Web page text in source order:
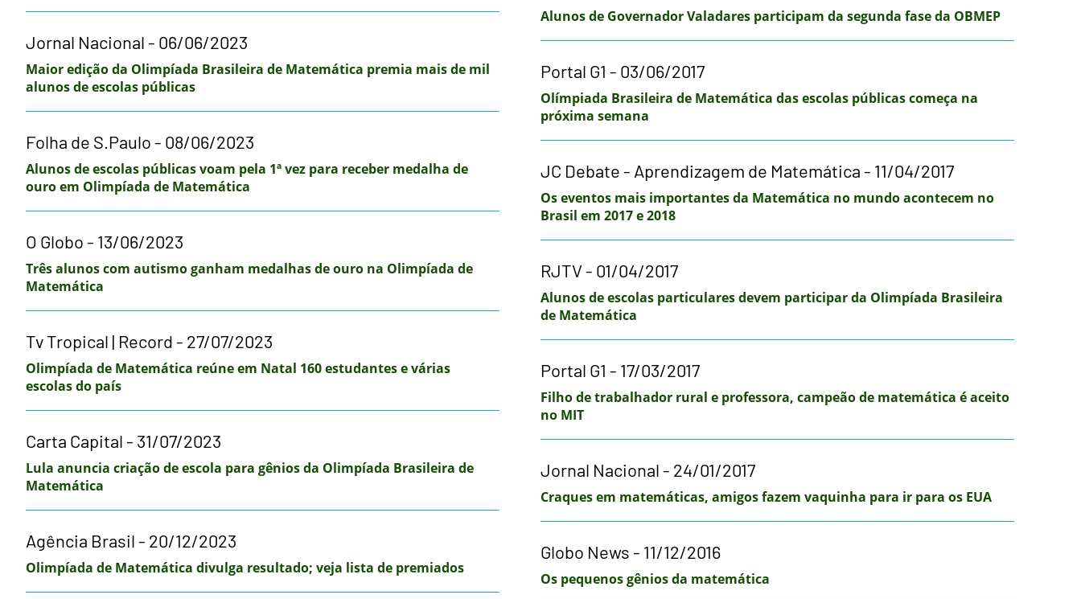
Jornal Nacional - 06/06/2023
Maior edição da Olimpíada Brasileira de Matemática premia mais de mil
alunos de escolas públicas
Folha de S.Paulo - 08/06/2023
Alunos de escolas públicas voam pela 1ª vez para receber medalha de
ouro em Olimpíada de Matemática
O Globo - 13/06/2023
Três alunos com autismo ganham medalhas de ouro na Olimpíada de
Matemática
Tv Tropical | Record - 27/07/2023
Olimpíada de Matemática reúne em Natal 160 estudantes e várias
escolas do país
Carta Capital - 31/07/2023
Lula anuncia criação de escola para gênios da Olimpíada Brasileira de
Matemática
Agência Brasil - 20/12/2023
Olimpíada de Matemática divulga resultado; veja lista de premiados
Alunos de Governador Valadares participam da segunda fase da OBMEP
Portal G1 - 03/06/2017
Olímpiada Brasileira de Matemática das escolas públicas começa na
próxima semana
JC Debate - Aprendizagem de Matemática - 11/04/2017
Os eventos mais importantes da Matemática no mundo acontecem no
Brasil em 2017 e 2018
RJTV - 01/04/2017
Alunos de escolas particulares devem participar da Olimpíada Brasileira
de Matemática
Portal G1 - 17/03/2017
Filho de trabalhador rural e professora, campeão de matemática é aceito
no MIT
Jornal Nacional - 24/01/2017
Craques em matemáticas, amigos fazem vaquinha para ir para os EUA
Globo News - 11/12/2016
Os pequenos gênios da matemática